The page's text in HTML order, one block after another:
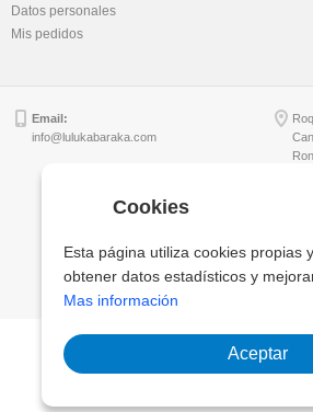
Datos personales
Mis pedidos
Email:
info@lulukabaraka.com
Cookies
Esta página utiliza cookies propias
obtener datos estadísticos y
Mas información
Aceptar